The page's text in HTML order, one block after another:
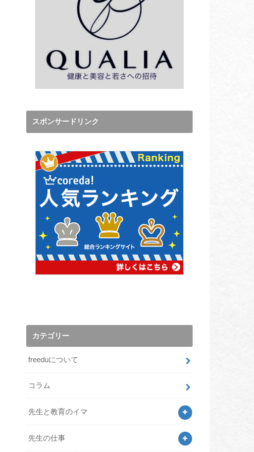
スボンサードリンク
カテゴリー
freeduについて
コラム
先生と教育のイマ
先生の仕事